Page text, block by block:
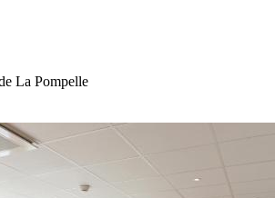
La Pompelle